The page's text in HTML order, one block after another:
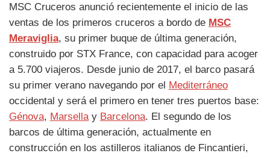
MSC Cruceros anunció recientemente el inicio de las
ventas de los primeros cruceros a bordo de MSC
Meraviglia, su primer buque de última generación,
construido por STX France, con capacidad para acoger
a 5.700 viajeros. Desde junio de 2017, el barco pasará
su primer verano navegando por el Mediterráneo
occidental y será el primero en tener tres puertos base:
Génova, Marsellay Barcelona. El segundo de los
barcos de última generación, actualmente en
construcción en los astilleros italianos de Fincantieri,